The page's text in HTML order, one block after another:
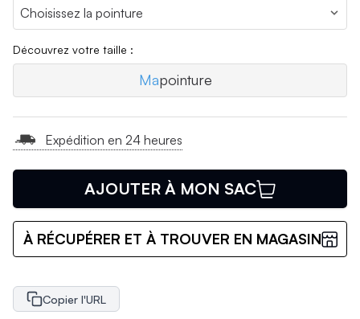
Découvrez votre taille :
Mapointure
Expédition en 24 heures
AJOUTER À MON SAC
À RÉCUPÉRER ET À TROUVER EN MAGASIN
Copier l'URL